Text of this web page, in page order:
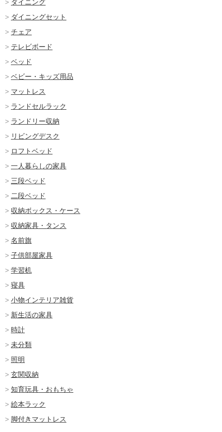
ダイニング
ダイニングセット
チェア
テレビボード
ベッド
ベビー・キッズ用品
マットレス
ランドセルラック
ランドリー収納
リビングデスク
ロフトベッド
一人暮らしの家具
三段ベッド
二段ベッド
収納ボックス・ケース
収納家具・タンス
名前旗
子供部屋家具
学習机
寝具
小物インテリア雑貨
新生活の家具
時計
未分類
照明
玄関収納
知育玩具・おもちゃ
絵本ラック
脚付きマットレス